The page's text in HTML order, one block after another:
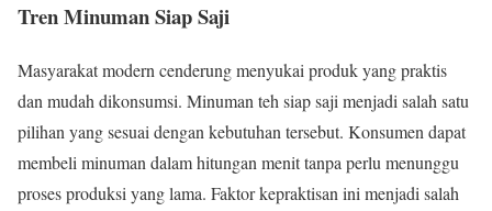
Tren Minuman Siap Saji
Masyarakat modern cenderung menyukai produk yang praktis
dan mudah dikonsumsi. Minuman teh siap saji menjadi salah satu
pilihan yang sesuai dengan kebutuhan tersebut. Konsumen dapat
membeli minuman dalam hitungan menit tanpa perlu menunggu
proses produksi yang lama. Faktor kepraktisan ini menjadi salah